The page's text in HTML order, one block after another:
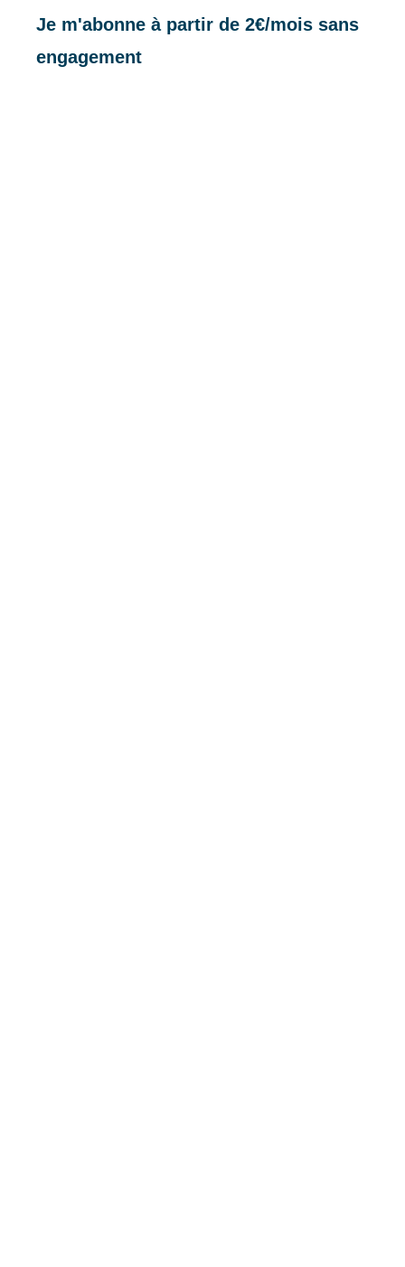
Je m'abonne à partir de 2€/mois sans
engagement